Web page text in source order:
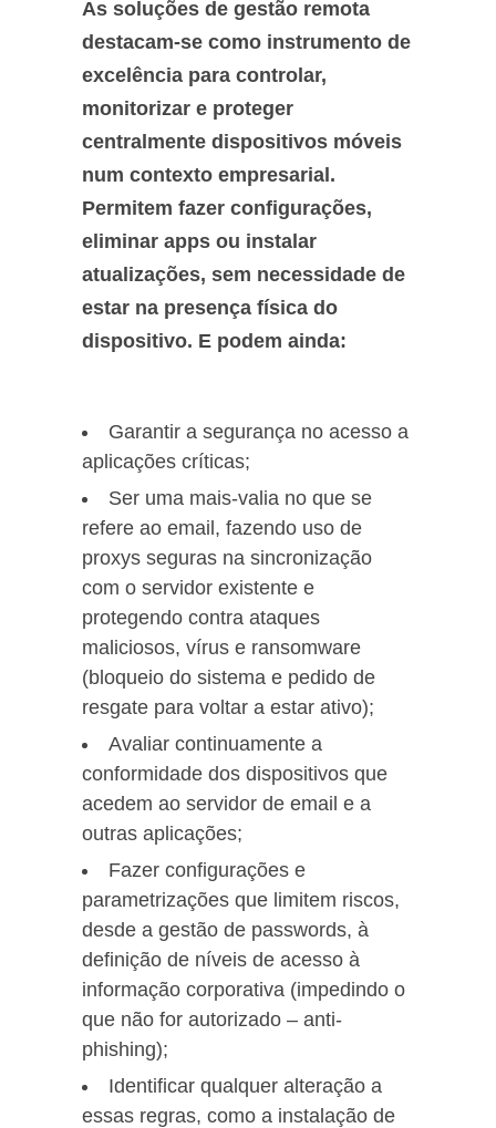
As soluções de gestão remota
destacam-se como instrumento de
excelência para controlar,
monitorizar e proteger
centralmente dispositivos móveis
num contexto empresarial.
Permitem fazer configurações,
eliminar apps ou instalar
atualizações, sem necessidade de
estar na presença física do
dispositivo. E podem ainda:
Garantir a segurança no acesso a
aplicações críticas;
Ser uma mais-valia no que se
refere ao email, fazendo uso de
proxys seguras na sincronização
com o servidor existente e
protegendo contra ataques
maliciosos, vírus e ransomware
(bloqueio do sistema e pedido de
resgate para voltar a estar ativo);
Avaliar continuamente a
conformidade dos dispositivos que
acedem ao servidor de email e a
outras aplicações;
Fazer configurações e
parametrizações que limitem riscos,
desde a gestão de passwords, à
definição de níveis de acesso à
informação corporativa (impedindo o
que não for autorizado – anti-
phishing);
Identificar qualquer alteração a
essas regras, como a instalação de